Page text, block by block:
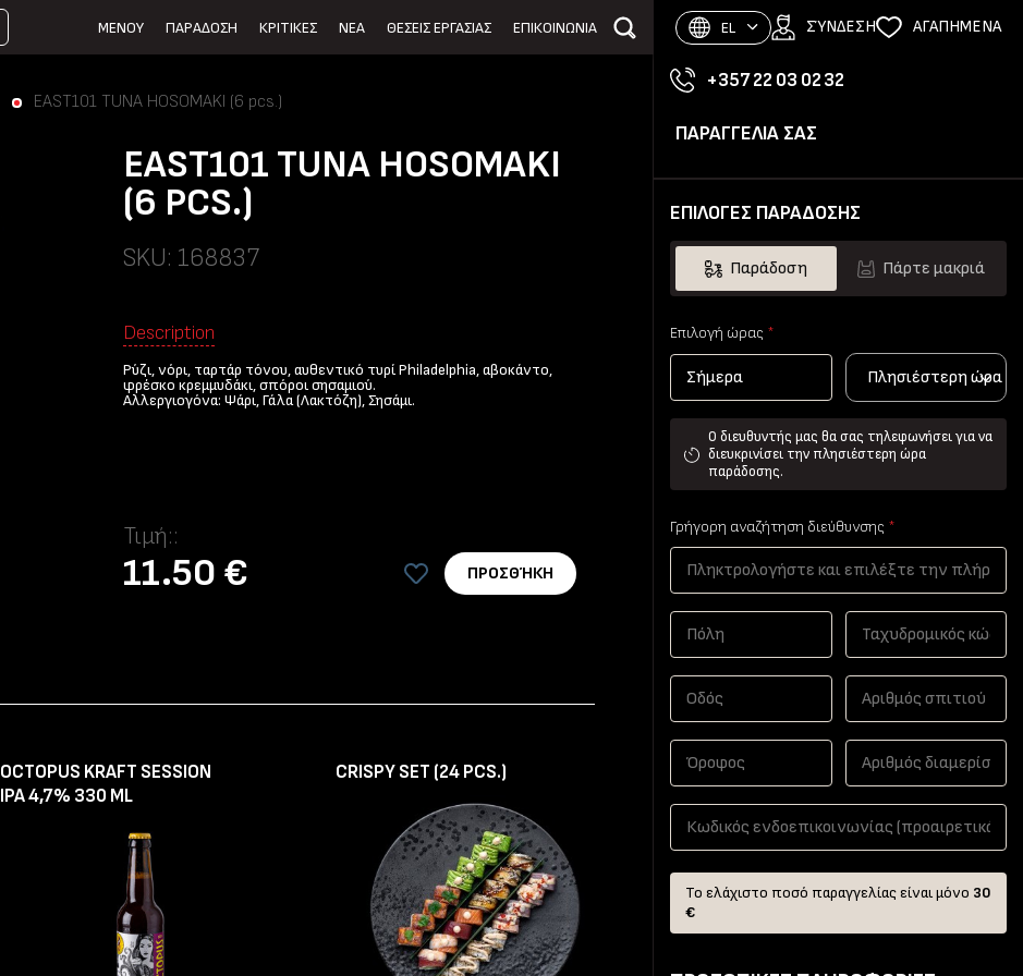
ΜΕΝΟΥ ΠΑΡΑΔΟΣΗ ΚΡΙΤΙΚΕΣ ΝΕΑ ΘΕΣΕΙΣ ΕΡΓΑΣΙΑΣ ΕΠΙΚΟΙΝΩΝΙΑ EL ΣΎΝΔΕΣΗ ΑΓΑΠΗΜΕΝΑ
+357 22 03 02 32
ΠΑΡΑΓΓΕΛΙΑ ΣΑΣ
ΕΠΙΛΟΓΕΣ ΠΑΡΑΔΟΣΗΣ
Παράδοση Πάρτε μακριά
Επιλογή ώρας *
Πλησιέστερη ώρα
Ο διευθυντής μας θα σας τηλεφωνήσει για να
διευκρινίσει την πλησιέστερη ώρα
παράδοσης.
Γρήγορη αναζήτηση διεύθυνσης *
Το ελάχιστο ποσό παραγγελίας είναι μόνο 30
€
EAST101 TUNA HOSOMAKI (6 pcs.)
EAST101 TUNA HOSOMAKI
(6 PCS.)
SKU: 168837
Description
Ρύζι, νόρι, ταρτάρ τόνου, αυθεντικό τυρί Philadelphia, αβοκάντο,
φρέσκο κρεμμυδάκι, σπόροι σησαμιού.
Αλλεργιογόνα: Ψάρι, Γάλα (Λακτόζη), Σησάμι.
Τιμή::
11.50 € ΠΡΟΣΘΉΚΗ
OCTOPUS KRAFT SESSION
IPA 4,7% 330 ML
CRISPY SET (24 PCS.)